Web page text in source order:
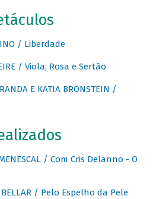
/ Liberdade
/ Viola, Rosa e Sertão
E KATIA BRONSTEIN /
MENESCAL / Com Cris Delanno - O
BELLAR / Pelo Espelho da Pele